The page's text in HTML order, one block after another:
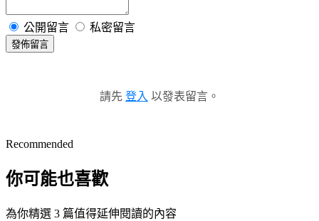
公開留言 私密留言
發佈留言
請先 登入 以發表留言。
Recommended
你可能也喜歡
為你精選 3 篇值得延伸閱讀的內容